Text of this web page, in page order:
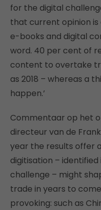
for the digital
that current opinion
e-books and digital
word. 40 per cent of
content to overtake
as 2018 – whereas a
happen.’
Commentaar op het
directeur van de
year the results offer
digitisation – identified
challenge – might
trade in years to
provoking: such as